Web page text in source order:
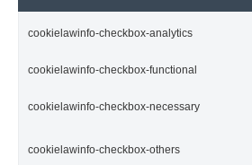
cookielawinfo-checkbox-analytics
cookielawinfo-checkbox-functional
cookielawinfo-checkbox-necessary
cookielawinfo-checkbox-others